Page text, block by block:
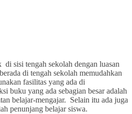
di sisi tengah sekolah dengan luasan
di tengah sekolah memudahkan
fasilitas yang ada di
buku yang ada sebagian besar adalah
belajar-mengajar. Selain itu ada juga
penunjang belajar siswa.